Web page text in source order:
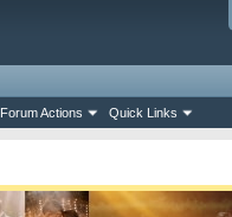
Forum Actions Quick Links